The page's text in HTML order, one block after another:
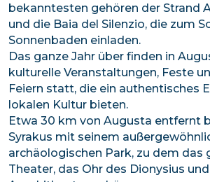
bekanntesten gehören der Strand
und die Baia del Silenzio, die zum
Sonnenbaden einladen.
Das ganze Jahr über finden in
kulturelle Veranstaltungen, Feste
Feiern statt, die ein authentisches
lokalen Kultur bieten.
Etwa 30 km von Augusta entfernt
Syrakus mit seinem
archäologischen Park, zu dem das
Theater, das Ohr des Dionysius